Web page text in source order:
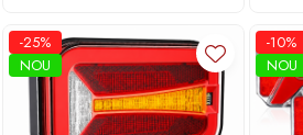
-25%
NOU
-10%
NOU